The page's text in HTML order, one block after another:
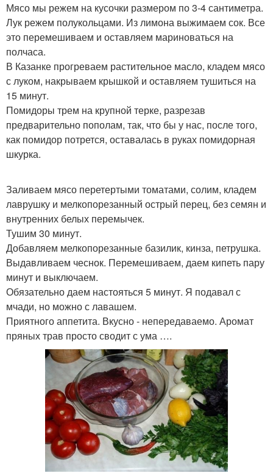
Мясо мы режем на кусочки размером по 3-4 сантиметра.
Лук режем полукольцами. Из лимона выжимаем сок. Все
это перемешиваем и оставляем мариноваться на
полчаса.
В Казанке прогреваем растительное масло, кладем мясо
с луком, накрываем крышкой и оставляем тушиться на
15 минут.
Помидоры трем на крупной терке, разрезав
предварительно пополам, так, что бы у нас, после того,
как помидор потрется, оставалась в руках помидорная
шкурка.
Заливаем мясо перетертыми томатами, солим, кладем
лаврушку и мелкопорезанный острый перец, без семян и
внутренних белых перемычек.
Тушим 30 минут.
Добавляем мелкопорезанные базилик, кинза, петрушка.
Выдавливаем чеснок. Перемешиваем, даем кипеть пару
минут и выключаем.
Обязательно даем настояться 5 минут. Я подавал с
мчади, но можно с лавашем.
Приятного аппетита. Вкусно - непередаваемо. Аромат
пряных трав просто сводит с ума ….